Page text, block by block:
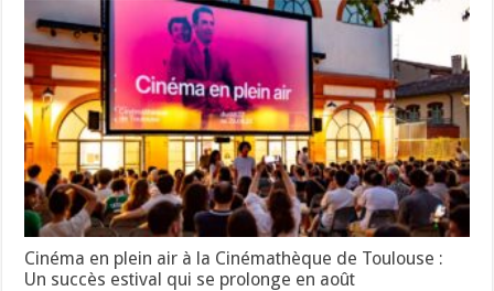
Cinéma en plein air à la Cinémathèque de Toulouse :
Un succès estival qui se prolonge en août